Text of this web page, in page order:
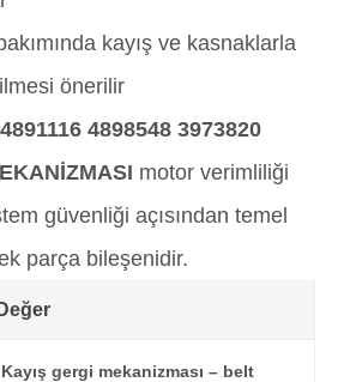
kayış ve kasnaklarla
önerilir
4898548 3973820
motor verimliliği
güvenliği açısından temel
parça bileşenidir.
Değer
Kayış gergi mekanizması – belt